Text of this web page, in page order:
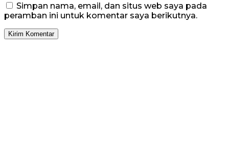
Simpan nama, email, dan situs web saya pada
peramban ini untuk komentar saya berikutnya.